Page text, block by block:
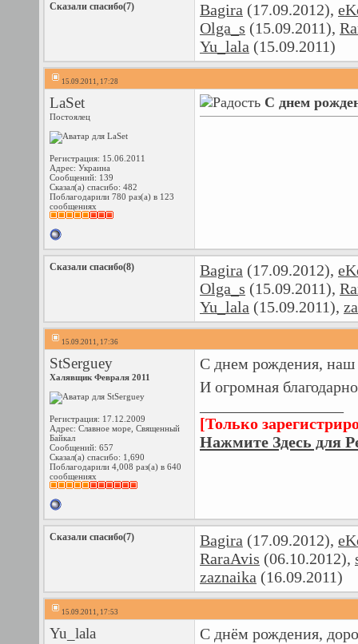
Сказали спасибо(7) Bagira (17.09.2012),
Olga_s (15.09.2011),
Yu_lala (15.09.2011)
15.09.2011, 17:28
LaSet
Постоялец
Регистрация: 15.06.2011
Адрес: Украина
Сообщений: 139
Сказал(а) спасибо: 482
Поблагодарили 780 раз(а) в 123
сообщениях
С днем
Сказали спасибо(8) Bagira (17.09.2012),
Olga_s (15.09.2011),
Yu_lala (15.09.2011),
15.09.2011, 17:36
StSerguey
Халявщик Февраля 2011
Регистрация: 17.12.2009
Адрес: Славное море, Священный
Байкал
Сообщений: 657
Сказал(а) спасибо: 1,690
Поблагодарили 4,008 раз(а) в 640
сообщениях
С днем рождения,
И огромная
[Только
Нажмите Здесь для
Сказали спасибо(7) Bagira (17.09.2012),
RaraAvis (06.10.2012),
zaznaika (16.09.2011)
15.09.2011, 17:53
Yu_lala
С днём рождения,